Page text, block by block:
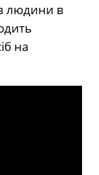
людини в
на